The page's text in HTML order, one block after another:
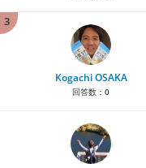
3
Kogachi OSAKA
回答数： 0